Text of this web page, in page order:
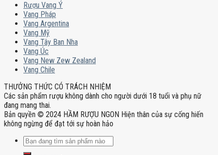
Rượu Vang Ý
Vang Pháp
Vang Argentina
Vang Mỹ
Vang Tây Ban Nha
Vang Úc
Vang New Zew Zealand
Vang Chile
THƯỞNG THỨC CÓ TRÁCH NHIỆM
Các sản phẩm rượu không dành cho người dưới 18 tuổi và phụ nữ
đang mang thai.
Bản quyền © 2024 HẦM RƯỢU NGON Hiện thân của sự cống hiến
không ngừng để đạt tới sự hoàn hảo
Tìm